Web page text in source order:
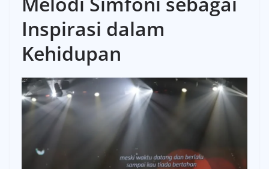
Inspirasi dalam
Kehidupan